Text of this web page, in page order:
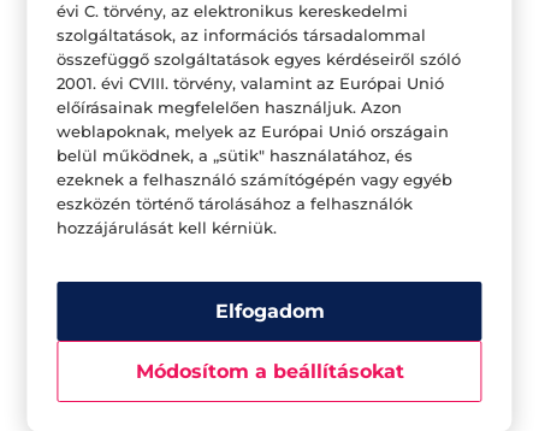
meg érdekes emberekkel, akik mind
hozzáadnak valamit a jelleméhez, és gyógyítanak
egy kicsit összetört szívén. Frances a felújítás
alatt családot, barátokat, esküvőt kíván magának,
s a következő évben, miközben dolgoznak, furcsa
módon minden vágya teljesül. Kap barátokat,
kap családot, hiszen várandós barátnője végül
még az esküvő is valóra válik, hiszen a lengyel fiú,
akit Frances szinte fiává fogad, elveszi szerelmét.
Egyedül a szerelem kerüli el, ám Toszkánában
semmi sem lehetetlen.
évi C. törvény, az elektronikus kereskedelmi
szolgáltatások, az információs társadalommal
összefüggő szolgáltatások egyes kérdéseiről szóló
2001. évi CVIII. törvény, valamint az Európai Unió
előírásainak megfelelően használjuk. Azon
weblapoknak, melyek az Európai Unió országain
belül működnek, a „sütik" használatához, és
ezeknek a felhasználó számítógépén vagy egyéb
eszközén történő tárolásához a felhasználók
hozzájárulását kell kérniük.
Elfogadom
Módosítom a beállításokat